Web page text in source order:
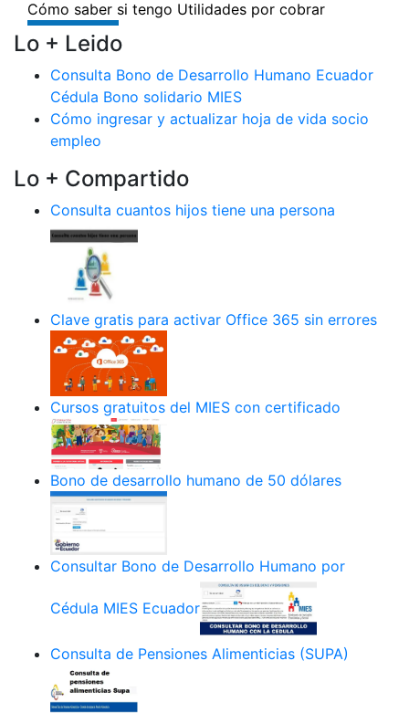
Lo + Leido
Consulta Bono de Desarrollo Humano Ecuador
Cédula Bono solidario MIES
Cómo ingresar y actualizar hoja de vida socio
empleo
Lo + Compartido
Consulta cuantos hijos tiene una persona
Clave gratis para activar Office 365 sin errores
Cursos gratuitos del MIES con certificado
Bono de desarrollo humano de 50 dólares
Consultar Bono de Desarrollo Humano por
Cédula MIES Ecuador
Consulta de Pensiones Alimenticias (SUPA)